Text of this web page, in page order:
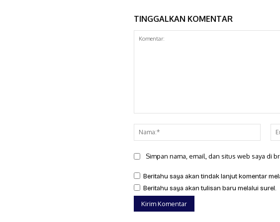
TINGGALKAN KOMENTAR
Simpan nama, email, dan situs web saya di
Beritahu saya akan tindak lanjut komentar
Beritahu saya akan tulisan baru melalui surel.